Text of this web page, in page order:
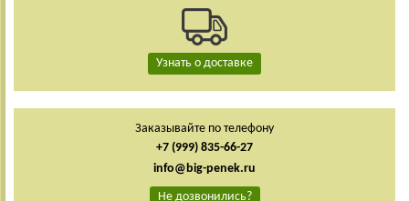
Узнать о доставке
Заказывайте по телефону
+7 (999) 835-66-27
info@big-penek.ru
Не дозвонились?